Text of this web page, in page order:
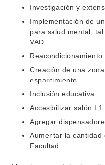
Investigación y
Implementación de
para salud mental,
VAD
Reacondicionamiento
Creación de una
esparcimiento
Inclusión educativa
Accesibilizar salón L1
Agregar
Aumentar la cantidad
Facultad